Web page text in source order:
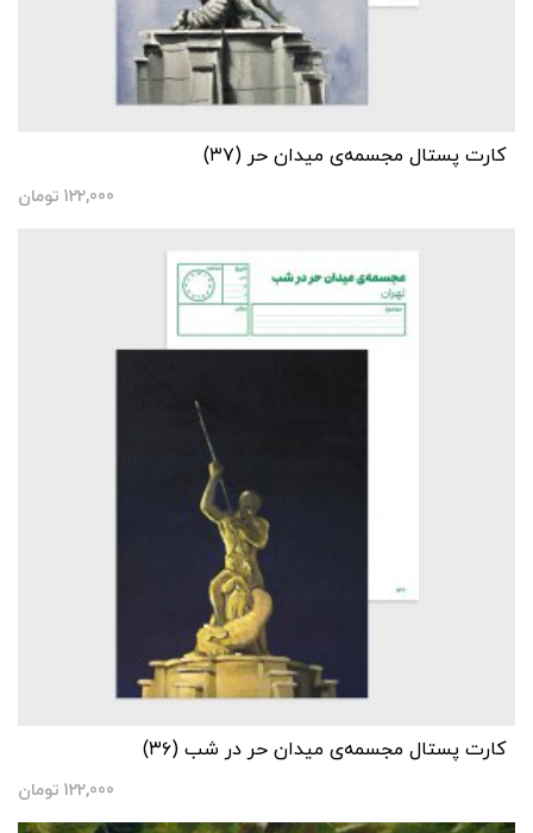
کارت پستال مجسمه‌ی میدان حر (۳۷)
122,000 تومان
کارت پستال مجسمه‌ی میدان حر در شب (۳۶)
122,000 تومان